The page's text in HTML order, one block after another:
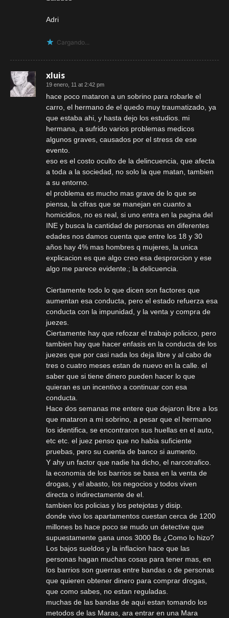
Adri
Cargando...
xluis
19 enero, 11 at 2:42 pm
hace poco mataron a un sobrino para robarle el
carro, el hermano de el quedo muy traumatizado, ya
que estaba ahi, y hasta dejo los estudios. mi
hermana, a sufrido varios problemas medicos
algunos graves, causados por el stress de ese
evento.
eso es el costo oculto de la delincuencia, que afecta
a toda a la sociedad, no solo la que matan, tambien
a su entorno.
el problema es mucho mas grave de lo que se
piensa, la cifras que se manejan en cuanto a
homicidios, no es real, si uno entra en la pagina del
INE y busca la cantidad de personas en diferentes
edades nos damos cuenta que entre los 18 y 30
años hay 4% mas hombres q mujeres, la unica
explicacion es que algo creo esa desprorcion y ese
algo me parece evidente.; la delicuencia.
Ciertamente todo lo que dicen son factores que
aumentan esa conducta, pero el estado refuerza esa
conducta con la impunidad, y la venta y compra de
juezes.
Ciertamente hay que refozar el trabajo policico, pero
tambien hay que hacer enfasis en la conducta de los
juezes que por casi nada los deja libre y al cabo de
tres o cuatro meses estan de nuevo en la calle. el
saber que si tiene dinero pueden hacer lo que
quieran es un incentivo a continuar con esa
conducta.
Hace dos semanas me entere que dejaron libre a los
que mataron a mi sobrino, a pesar que el hermano
los identifica, se encontraron sus huellas en el auto,
etc etc. el juez penso que no habia suficiente
pruebas, pero su cuenta de banco si aumento.
Y ahy un factor que nadie ha dicho, el narcotrafico.
la economia de los barrios se basa en la venta de
drogas, y el abasto, los negocios y todos viven
directa o indirectamente de el.
tambien los policias y los petejotas y disip.
donde vivo los apartamentos cuestan cerca de 1200
millones bs hace poco se mudo un detective que
supuestamente gana unos 3000 Bs ¿Como lo hizo?
Los bajos sueldos y la inflacion hace que las
personas hagan muchas cosas para tener mas, en
los barrios son guerras entre bandas o de personas
que quieren obtener dinero para comprar drogas,
que como sabes, no estan reguladas.
muchas de las bandas de aqui estan tomando los
metodos de las Maras, ara entrar en una Mara